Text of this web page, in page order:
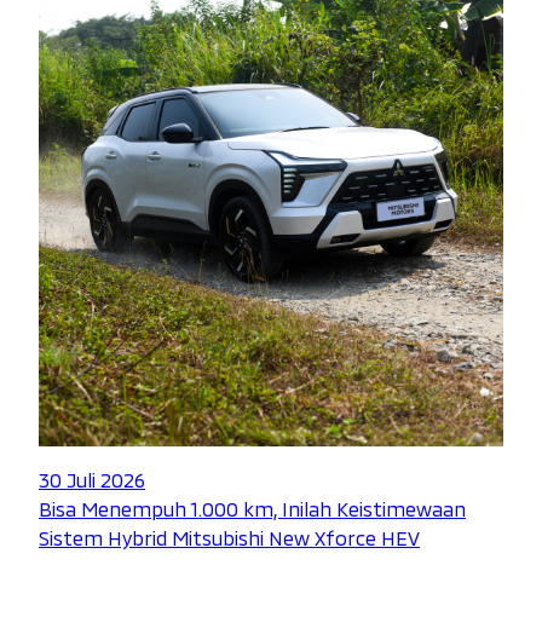
30 Juli 2026
Bisa Menempuh 1.000 km, Inilah Keistimewaan
Sistem Hybrid Mitsubishi New Xforce HEV